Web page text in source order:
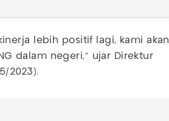
lebih positif lagi, kami akan
dalam negeri," ujar Direktur
2023).